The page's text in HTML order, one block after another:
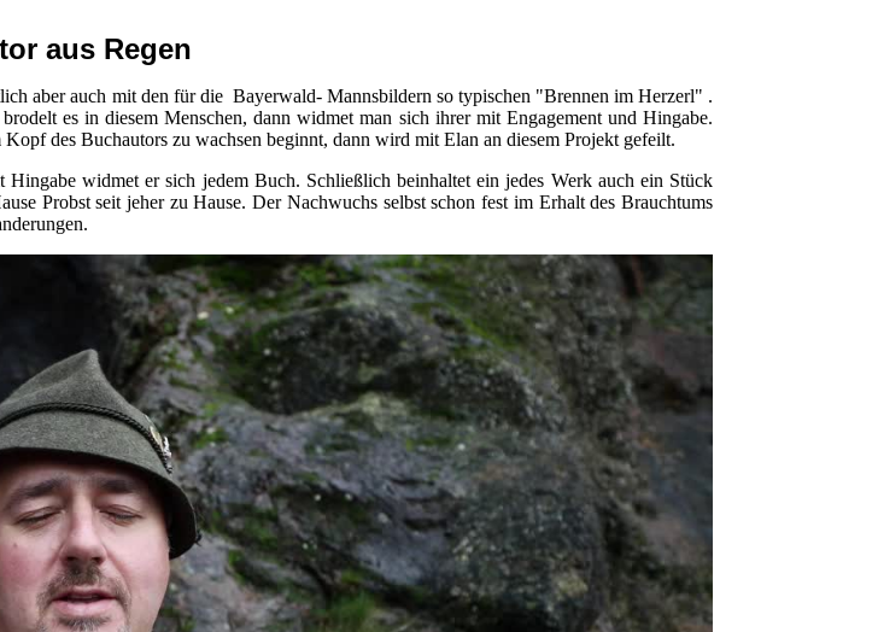
aus Regen
aber auch mit den für die Bayerwald- Mannsbildern so typischen "Brennen im Herzerl" .
es in diesem Menschen, dann widmet man sich ihrer mit Engagement und Hingabe.
des Buchautors zu wachsen beginnt, dann wird mit Elan an diesem Projekt gefeilt.
widmet er sich jedem Buch. Schließlich beinhaltet ein jedes Werk auch ein Stück
Probst seit jeher zu Hause. Der Nachwuchs selbst schon fest im Erhalt des Brauchtums